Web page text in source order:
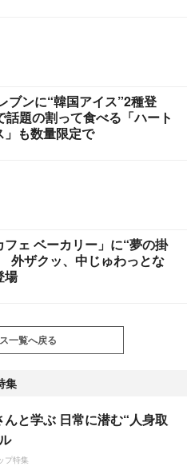
ブンに“韓国アイス”2種登
題の割って食べる「ハート
」も数量限定で
フェ ベーカリー」に“夢の掛
外ザクッ、中じゅわっとな
場
一覧へ戻る
集
んと学ぶ 日常に潜む“人身取
プ特集